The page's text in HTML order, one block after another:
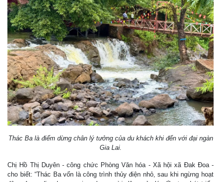
Thác Ba là điểm dừng chân lý tưởng của du khách khi đến với đại ngàn
Gia Lai.
Chị Hồ Thị Duyên - công chức Phòng Văn hóa - Xã hội xã Đak Đoa -
cho biết: “Thác Ba vốn là công trình thủy điện nhỏ, sau khi ngừng hoạt